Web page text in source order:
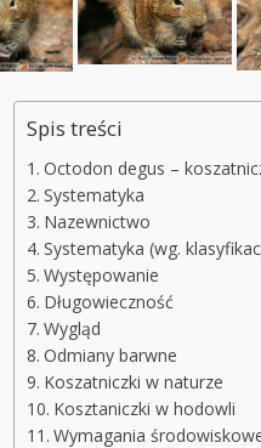
Spis treści
Octodon degus –
Systematyka
Nazewnictwo
Systematyka (wg.
Występowanie
Długowieczność
Wygląd
Odmiany barwne
Koszatniczki w naturze
Kosztaniczki w hodowli
Wymagania